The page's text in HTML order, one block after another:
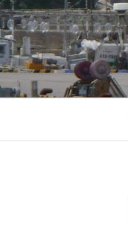
コ
ン
テ
ン
ツ
ス